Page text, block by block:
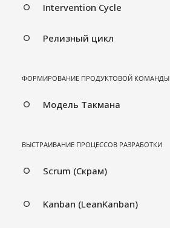
Intervention Cycle
Релизный цикл
ФОРМИРОВАНИЕ ПРОДУКТОВОЙ КОМАНДЫ
Модель Такмана
ВЫСТРАИВАНИЕ ПРОЦЕССОВ РАЗРАБОТКИ
Scrum (Скрам)
Kanban (LeanKanban)